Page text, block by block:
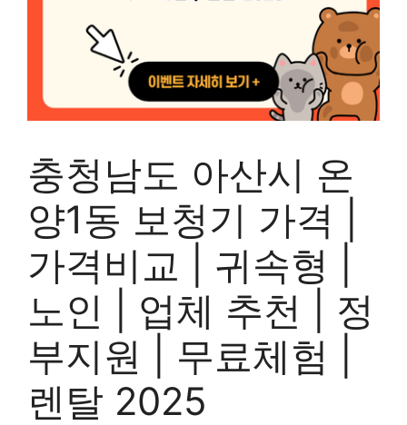
충청남도 아산시 온
양1동 보청기 가격 |
가격비교 | 귀속형 |
노인 | 업체 추천 | 정
부지원 | 무료체험 |
렌탈 2025